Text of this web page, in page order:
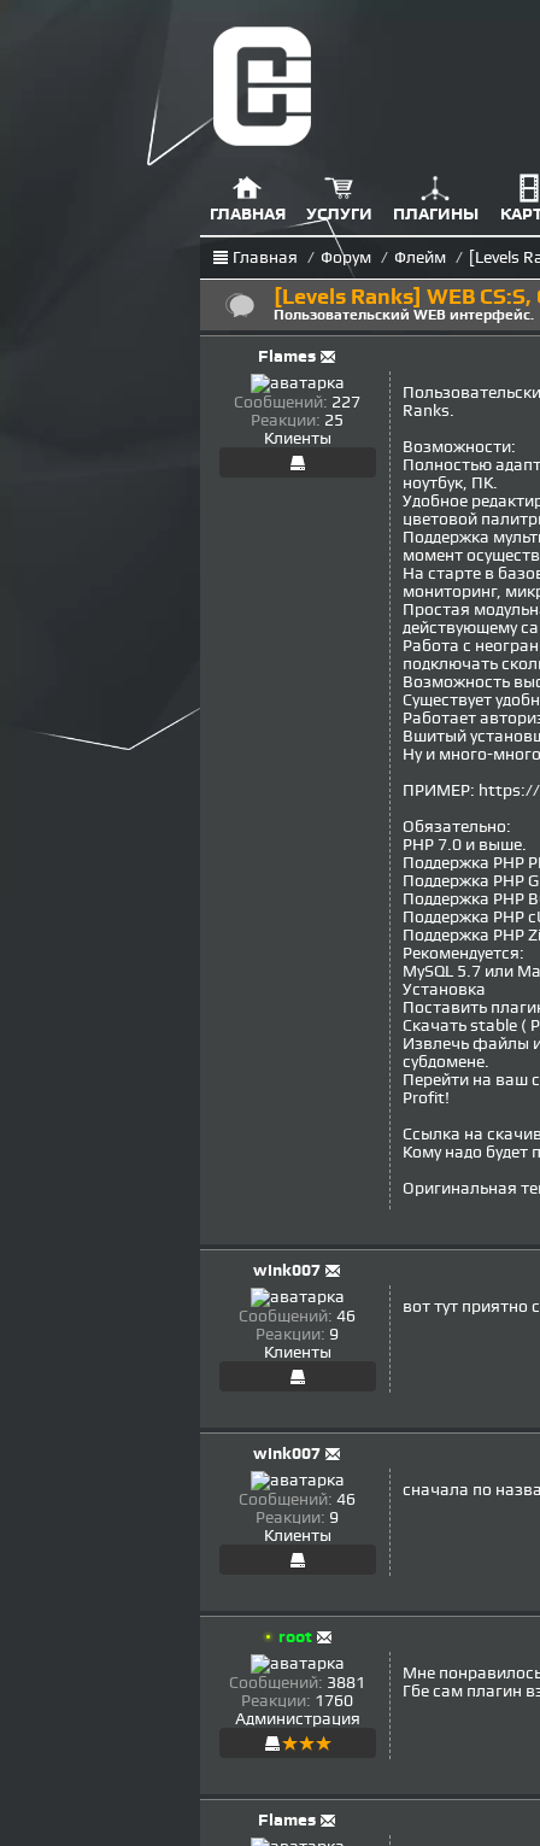
ГЛАВНАЯ УСЛУГИ ПЛАГИНЫ
Главная / Форум / Флейм / [Levels
[Levels Ranks] WEB CS:S,
Пользовательский WEB интерфейс.
Flames
Сообщений: 227
Реакции: 25
Клиенты
Ranks.
Возможности:
Полностью
ноутбук, ПК.
Удобное
цветовой
Поддержка
момент
На старте в
мониторинг,
Простая
действующему
Работа с
подключать
Возможность
Существует
Работает
Вшитый
Ну и много-
ПРИМЕР: https://
Обязательно:
PHP 7.0 и выше.
Поддержка PHP
Поддержка PHP
Поддержка PHP
Поддержка PHP
Поддержка PHP
Рекомендуется:
MySQL 5.7 или
Установка
Поставить
Скачать stable (
Извлечь файлы
субдомене.
Перейти на ваш
Profit!
Ссылка на
Кому надо будет
Оригинальная
wink007
Сообщений: 46
Реакции: 9
Клиенты
вот тут приятно
wink007
Сообщений: 46
Реакции: 9
Клиенты
сначала по
root
Сообщений: 3881
Реакции: 1760
Администрация
Мне
Гбе сам плагин
Flames